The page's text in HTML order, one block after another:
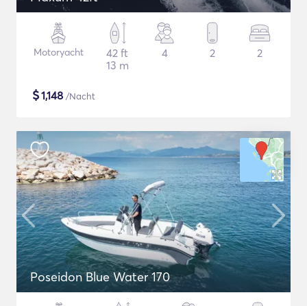
Motoryacht
42 ft
13 m
4 2 2
$1,148 /Nacht
Poseidon Blue Water 170